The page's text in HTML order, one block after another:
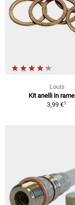
Louis
Kit anelli in
3,99 €1